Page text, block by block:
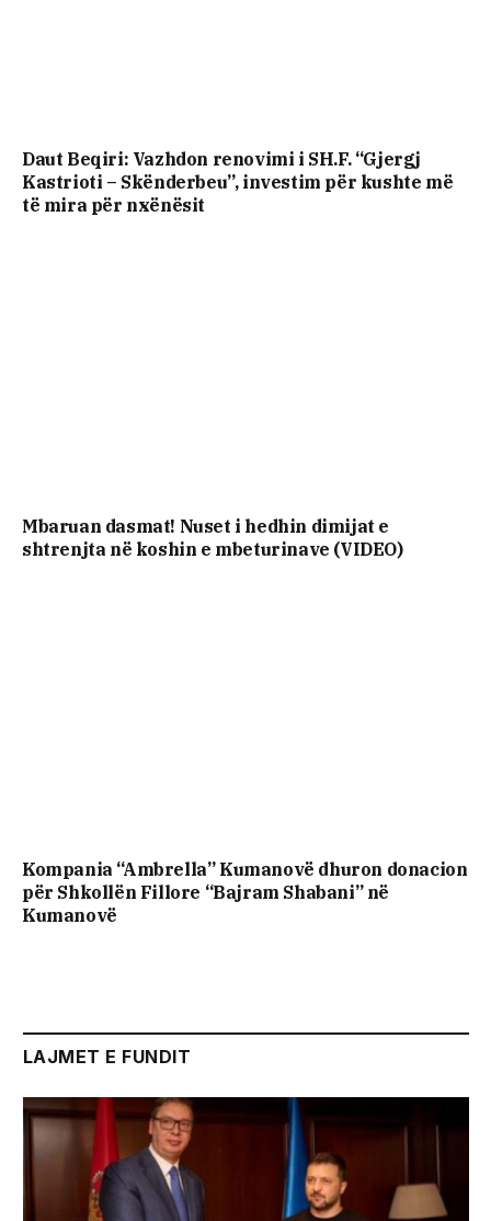
Daut Beqiri: Vazhdon renovimi i SH.F. “Gjergj
Kastrioti – Skënderbeu”, investim për kushte më
të mira për nxënësit
Mbaruan dasmat! Nuset i hedhin dimijat e
shtrenjta në koshin e mbeturinave (VIDEO)
Kompania “Ambrella” Kumanovë dhuron donacion
për Shkollën Fillore “Bajram Shabani” në
Kumanovë
LAJMET E FUNDIT